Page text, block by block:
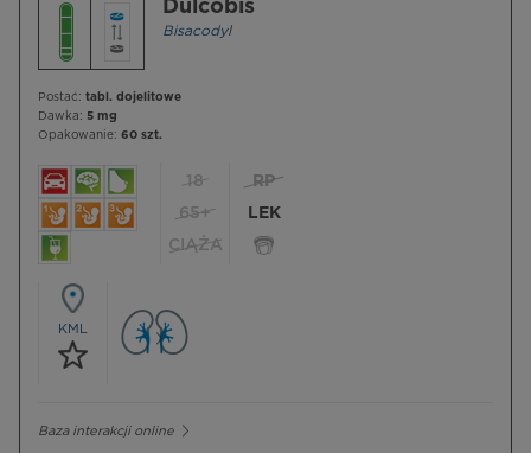
Dulcobis
Bisacodyl
Postać: tabl. dojelitowe
Dawka: 5 mg
Opakowanie: 60 szt.
18
65+
CIĄŻA
RP
LEK
KML
Baza interakcji online